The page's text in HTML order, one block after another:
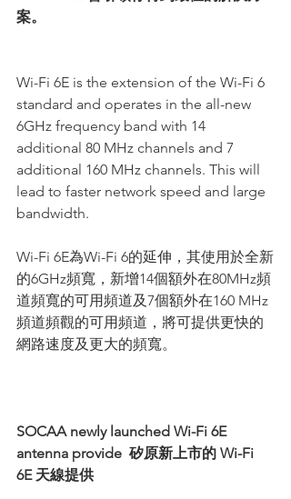
案。
Wi-Fi 6E is the extension of the Wi-Fi 6
standard and operates in the all-new
6GHz frequency band with 14
additional 80 MHz channels and 7
additional 160 MHz channels. This will
lead to faster network speed and large
bandwidth.
Wi-Fi 6E為Wi-Fi 6的延伸，其使用於全新
的6GHz頻寬，新增14個額外在80MHz頻
道頻寬的可用頻道及7個額外在160 MHz
頻道頻觀的可用頻道，將可提供更快的
網路速度及更大的頻寬。
SOCAA newly launched Wi-Fi 6E
antenna provide  矽原新上市的 Wi-Fi
6E 天線提供